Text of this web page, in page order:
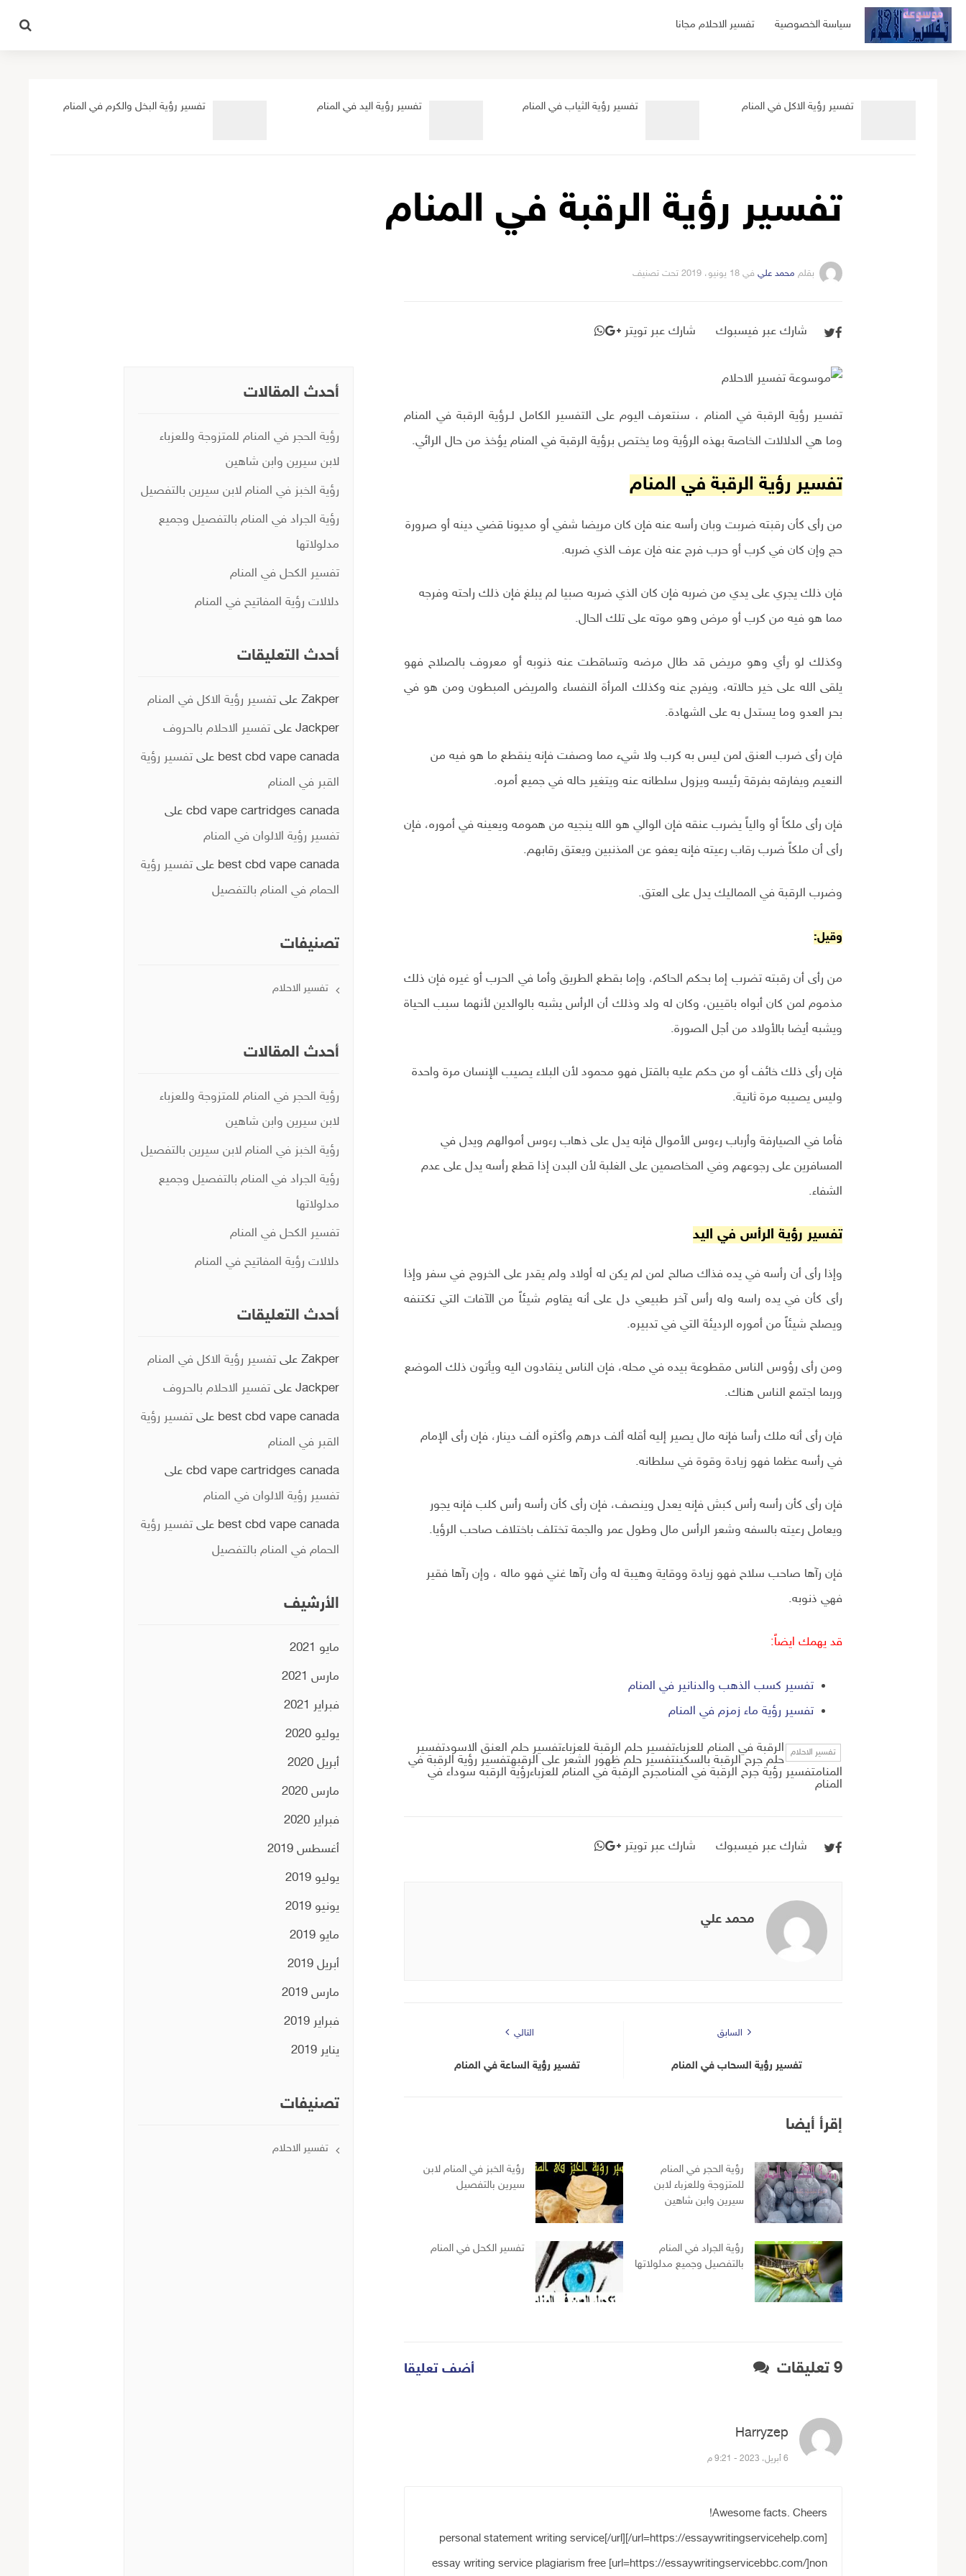
التجاوز
سياسة الخصوصية تفسير الاحلام مجانا
تفسير رؤية الاكل في المنام تفسير رؤية الثياب في المنام تفسير رؤية اليد في المنام تفسير رؤية البخل والكرم في المنام
تفسير رؤية الرقبة في المنام
بقلم محمد علي في 18 يونيو، 2019 تحت تصنيف
شارك عبر فيسبوك شارك عبر تويتر
تفسير رؤية الرقبة في المنام ، سنتعرف اليوم على التفسير الكامل لـرؤية الرقبة في المنام
وما هي الدلالات الخاصة بهذه الرؤية وما يختص برؤية الرقبة في المنام يؤخذ من حال الرائي.
تفسير رؤية الرقبة في المنام
من رأى كأن رقبته ضربت وبان رأسه عنه فإن كان مريضا شفي أو مديونا قضي دينه أو صرورة
حج وإن كان في كرب أو حرب فرج عنه فإن عرف الذي ضربه.
فإن ذلك يجري على يدي من ضربه فإن كان الذي ضربه صبيا لم يبلغ فإن ذلك راحته وفرجه
مما هو فيه من كرب أو مرض وهو موته على تلك الحال.
وكذلك لو رأي وهو مريض قد طال مرضه وتساقطت عنه ذنوبه أو معروف بالصلاح فهو
يلقى الله على خير حالاته، ويفرج عنه وكذلك المرأة النفساء والمريض المبطون ومن هو في
بحر العدو وما يستدل به على الشهادة.
فإن رأى ضرب العنق لمن ليس به کرب ولا شيء مما وصفت فإنه ينقطع ما هو فيه من
النعيم ويفارقه بفرقة رئيسه ويزول سلطانه عنه ويتغير حاله في جميع أمره.
فإن رأى ملكاً أو والياً يضرب عنقه فإن الوالي هو الله ينجيه من همومه ويعينه في أموره، فإن
رأى أن ملکاً ضرب رقاب رعيته فإنه يعفو عن المذنبين ويعتق رقابهم.
وضرب الرقبة في المماليك يدل على العتق.
وقيل:
من رأى أن رقبته تضرب إما بحكم الحاكم، وإما بقطع الطريق وأما في الحرب أو غيره فإن ذلك
مذموم لمن كان أبواه باقيين، وكان له ولد وذلك أن الرأس يشبه بالوالدين لأنهما سبب الحياة
ويشبه أيضا بالأولاد من أجل الصورة.
فإن رأى ذلك خائف أو من حكم عليه بالقتل فهو محمود لأن البلاء يصيب الإنسان مرة واحدة
وليس يصيبه مرة ثانية.
فأما في الصيارفة وأرباب رءوس الأموال فإنه يدل على ذهاب رءوس أموالهم ويدل في
المسافرين على رجوعهم وفي المخاصمين على الغلبة لأن البدن إذا قطع رأسه يدل على عدم
الشفاء.
تفسير رؤية الرأس في اليد
وإذا رأى أن رأسه في يده فذاك صالح لمن لم يكن له أولاد ولم يقدر على الخروج في سفر وإذا
رأى كأن في يده راسه وله رأس آخر طبيعي دل على أنه يقاوم شيئاً من الآفات التي تكتنفه
ويصلح شيئاً من أموره الرديئة التي في تدبيره.
ومن رأى رؤوس الناس مقطوعة بيده في محله، فإن الناس ينقادون اليه ويأتون ذلك الموضع
وربما اجتمع الناس هناك.
فإن رأى أنه ملك رأسا فإنه مال يصير إليه أقله ألف درهم وأكثره ألف دينار، فإن رأى الإمام
في رأسه عظما فهو زيادة وقوة في سلطانه.
فإن رأى كأن رأسه رأس كبش فإنه يعدل وينصف، فإن رأى كأن رأسه رأس كلب فإنه يجور
ويعامل رعيته بالسفه وشعر الرأس مال وطول عمر والجمة تختلف باختلاف صاحب الرؤيا.
فإن رآها صاحب سلاح فهو زيادة ووقاية وهيبة له وأن رآها غني فهو ماله ، وإن رآها فقير
فهي ذنوبه.
قد يهمك ايضاً:
تفسير كسب الذهب والدنانير في المنام
تفسير رؤية ماء زمزم في المنام
الرقبة في المنام للعزباء تفسير الاحلام
تفسير حلم الرقبة للعزباءتفسير حلم العنق الاسودتفسير
حلم جرح الرقبة بالسكينتفسير حلم ظهور الشعر على الرقبهتفسير رؤية الرقبة في
المنامتفسير رؤية جرح الرقبة في المنامجرح الرقبة في المنام للعزباءرؤية الرقبه سوداء في
المنام
شارك عبر فيسبوك شارك عبر تويتر
محمد علي
السابق
تفسير رؤية السحاب في المنام
التالي
تفسير رؤية الساعة في المنام
إقرأ أيضا
رؤية الحجر في المنام
للمتزوجة وللعزباء لابن
سيرين وابن شاهين
رؤية الخبز في المنام لابن
سيرين بالتفصيل
رؤية الجراد في المنام
بالتفصيل وجميع مدلولاتها
تفسير الكحل في المنام
9 تعليقات أضف تعليقا
Harryzep
6 أبريل، 2023 - 9:21 م
Awesome facts. Cheers!
[url=https://essaywritingservicehelp.com/]personal statement writing service[/url]
essay writing service plagiarism free [url=https://essaywritingservicebbc.com/]non
أحدث المقالات
رؤية الحجر في المنام للمتزوجة وللعزباء
لابن سيرين وابن شاهين
رؤية الخبز في المنام لابن سيرين بالتفصيل
رؤية الجراد في المنام بالتفصيل وجميع
مدلولاتها
تفسير الكحل في المنام
دلالات رؤية المفاتيح في المنام
أحدث التعليقات
Zakperعلى تفسير رؤية الاكل في المنام
Jackperعلى تفسير الاحلام بالحروف
best cbd vape canada على تفسير رؤية
القبر في المنام
cbd vape cartridges canadaعلى
تفسير رؤية الالوان في المنام
best cbd vape canada على تفسير رؤية
الحمام في المنام بالتفصيل
تصنيفات
تفسير الاحلام
أحدث المقالات
رؤية الحجر في المنام للمتزوجة وللعزباء
لابن سيرين وابن شاهين
رؤية الخبز في المنام لابن سيرين بالتفصيل
رؤية الجراد في المنام بالتفصيل وجميع
مدلولاتها
تفسير الكحل في المنام
دلالات رؤية المفاتيح في المنام
أحدث التعليقات
Zakperعلى تفسير رؤية الاكل في المنام
Jackperعلى تفسير الاحلام بالحروف
best cbd vape canada على تفسير رؤية
القبر في المنام
cbd vape cartridges canadaعلى
تفسير رؤية الالوان في المنام
best cbd vape canada على تفسير رؤية
الحمام في المنام بالتفصيل
الأرشيف
مايو 2021
مارس 2021
فبراير 2021
يوليو 2020
أبريل 2020
مارس 2020
فبراير 2020
أغسطس 2019
يوليو 2019
يونيو 2019
مايو 2019
أبريل 2019
مارس 2019
فبراير 2019
يناير 2019
تصنيفات
تفسير الاحلام